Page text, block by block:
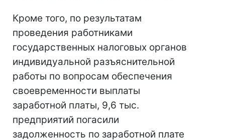
Кроме того, по результатам
проведения работниками
государственных налоговых органов
индивидуальной разъяснительной
работы по вопросам обеспечения
своевременности выплаты
заработной платы, 9,6 тыс.
предприятий погасили
задолженность по заработной плате